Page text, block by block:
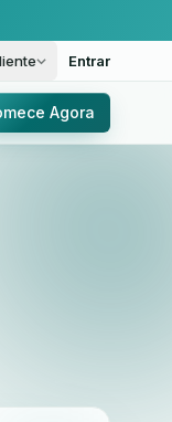
Entrar
Agora